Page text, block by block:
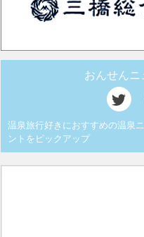
おんせん
温泉旅行好きにおすすめの温泉
ントをピックアップ